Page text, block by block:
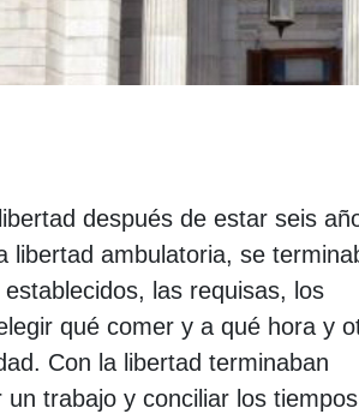
después de estar seis
libertad ambulatoria, se
las requisas, los
qué comer y a qué hora y
Con la libertad terminaban
trabajo y conciliar los